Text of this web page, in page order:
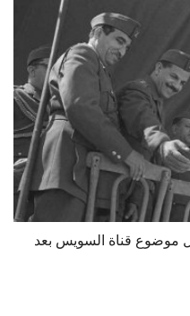
موضوع قناة السويس بعد